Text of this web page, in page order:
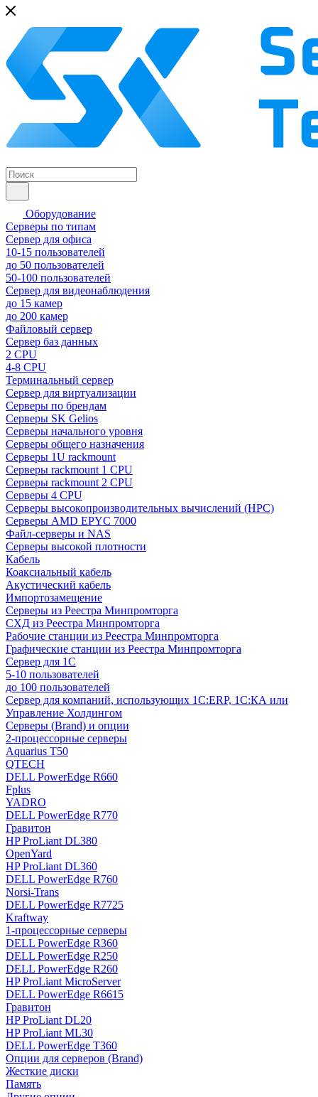
Оборудование
Серверы по типам
Сервер для офиса
10-15 пользователей
до 50 пользователей
50-100 пользователей
Сервер для видеонаблюдения
до 15 камер
до 200 камер
Файловый сервер
Сервер баз данных
2 CPU
4-8 CPU
Терминальный сервер
Сервер для виртуализации
Серверы по брендам
Серверы SK Gelios
Серверы начального уровня
Серверы общего назначения
Серверы 1U rackmount
Серверы rackmount 1 CPU
Серверы rackmount 2 CPU
Серверы 4 CPU
Серверы высокопроизводительных вычислений (HPC)
Серверы AMD EPYC 7000
Файл-серверы и NAS
Серверы высокой плотности
Кабель
Коаксиальный кабель
Акустический кабель
Импортозамещение
Серверы из Реестра Минпромторга
СХД из Реестра Минпромторга
Рабочие станции из Реестра Минпромторга
Графические станции из Реестра Минпромторга
Сервер для 1С
5-10 пользователей
до 100 пользователей
Сервер для компаний, использующих 1C:ERP, 1С:КА или
Управление Холдингом
Серверы (Brand) и опции
2-процессорные серверы
Aquarius T50
QTECH
DELL PowerEdge R660
Fplus
YADRO
DELL PowerEdge R770
Гравитон
HP ProLiant DL380
OpenYard
HP ProLiant DL360
DELL PowerEdge R760
Norsi-Trans
DELL PowerEdge R7725
Kraftway
1-процессорные серверы
DELL PowerEdge R360
DELL PowerEdge R250
DELL PowerEdge R260
HP ProLiant MicroServer
DELL PowerEdge R6615
Гравитон
HP ProLiant DL20
HP ProLiant ML30
DELL PowerEdge T360
Опции для серверов (Brand)
Жесткие диски
Память